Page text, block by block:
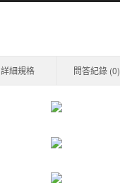
詳細規格 問答紀錄 (0)